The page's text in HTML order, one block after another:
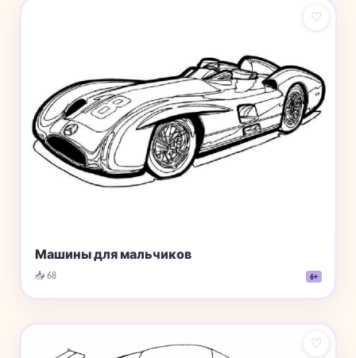
♡
Машины для мальчиков
📥 68 6+
♡